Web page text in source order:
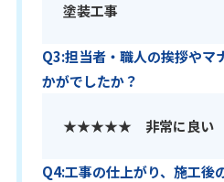
塗装工事
Q3:担当者・職人の挨拶やマ
かがでしたか？
★★★★★ 非常に良い
Q4:工事の仕上がり、施工後